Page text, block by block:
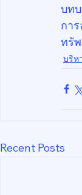
บท
กา
ทรั
บริห
Recent Posts